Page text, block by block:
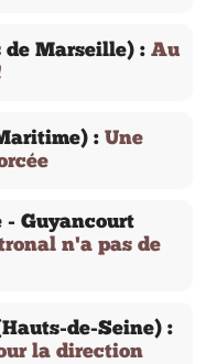
de Marseille) : Au
: Une
- Guyancourt
n'a pas de
de-Seine) :
la direction